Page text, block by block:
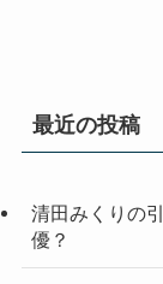
最近の投稿
清田みくりの
優？